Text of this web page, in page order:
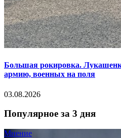
Большая рокировка.
армию, военных на поля
03.08.2026
Популярное за 3 дня
Мнение